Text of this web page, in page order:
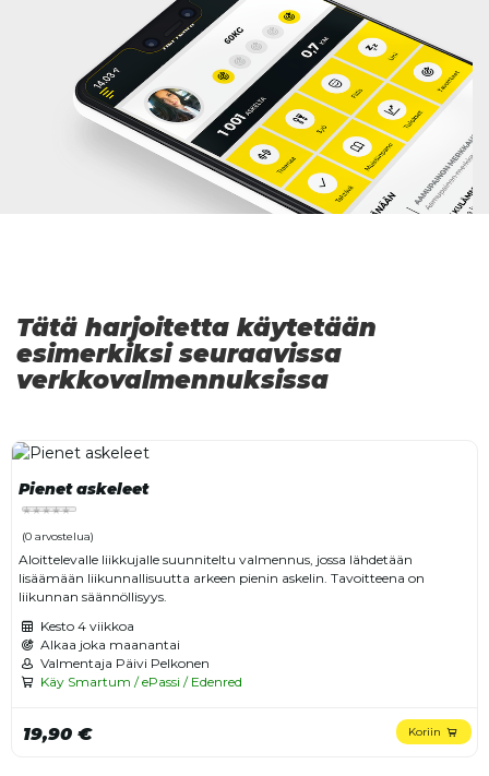
Tätä harjoitetta käytetään
esimerkiksi seuraavissa
verkkovalmennuksissa
Pienet askeleet
(0 arvostelua)
Aloittelevalle liikkujalle suunniteltu valmennus, jossa lähdetään
lisäämään liikunnallisuutta arkeen pienin askelin. Tavoitteena on
liikunnan säännöllisyys.
Kesto 4 viikkoa
Alkaa joka maanantai
Valmentaja Päivi Pelkonen
Käy Smartum / ePassi / Edenred
19,90 € Koriin